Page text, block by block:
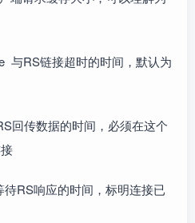
与RS链接超时的时间，默认为
回传数据的时间，必须在这个
RS响应的时间，标明连接已